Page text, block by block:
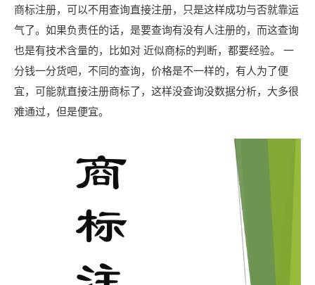
商标注册，可以不用查询直接注册，只是这样成功与否就靠运
气了。如果负责任的话，是要查询有没有人注册的，而这查询
也是有技术含量的，比如对 近似商标的判断，都要经验。 一
分钱一分货吧，不同的查询，价格是不一样的，有人为了便
宜，可能就直接注册商标了，这样没查询没数据分析，大多很
难通过，但是便宜。